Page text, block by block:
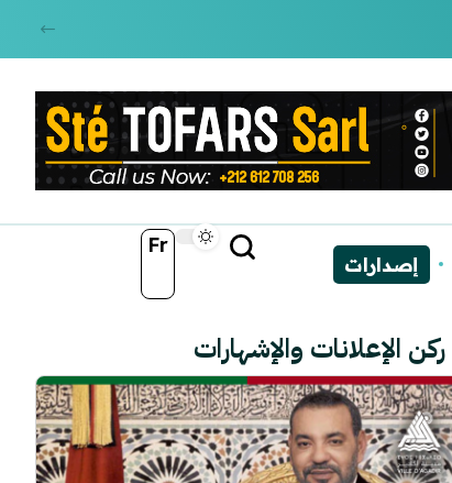
Fr
إصدارات
ركن الإعلانات والإشهارات